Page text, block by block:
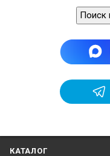
Поиск
КАТАЛОГ